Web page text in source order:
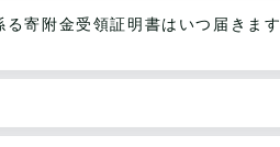
る寄附金受領証明書はいつ届きます